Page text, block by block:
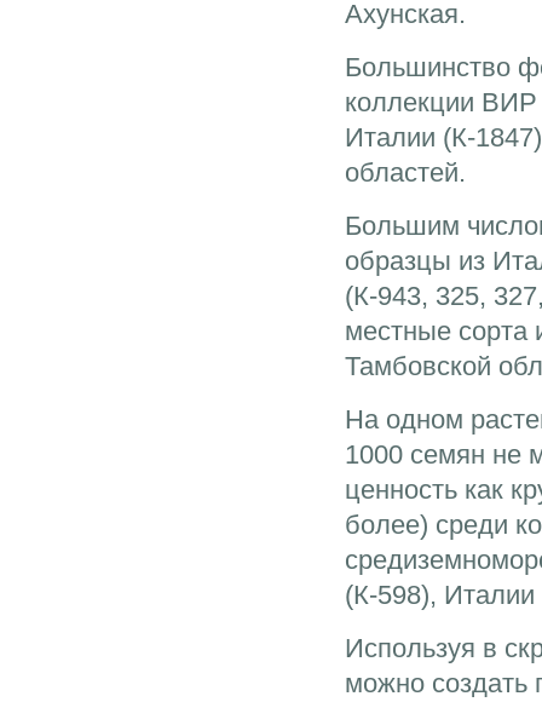
Ахунская.
Большинство
коллекции
Италии (К-
областей.
Большим
образцы из
(К-943, 325,
местные сорта
Тамбовской
На одном
1000 семян не
ценность как
более) среди
(К-598),
Используя в
можно создать